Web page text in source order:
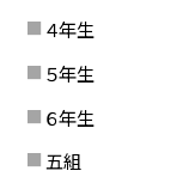
４年生
５年生
６年生
五組